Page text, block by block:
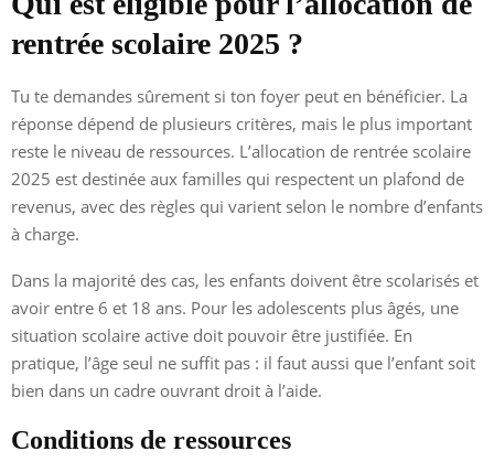
rentrée scolaire 2025 ?
Tu te demandes sûrement si ton foyer peut en bénéficier. La
réponse dépend de plusieurs critères, mais le plus important
reste le niveau de ressources. L’allocation de rentrée scolaire
2025 est destinée aux familles qui respectent un plafond de
revenus, avec des règles qui varient selon le nombre d’enfants
à charge.
Dans la majorité des cas, les enfants doivent être scolarisés et
avoir entre 6 et 18 ans. Pour les adolescents plus âgés, une
situation scolaire active doit pouvoir être justifiée. En
pratique, l’âge seul ne suffit pas : il faut aussi que l’enfant soit
bien dans un cadre ouvrant droit à l’aide.
Conditions de ressources